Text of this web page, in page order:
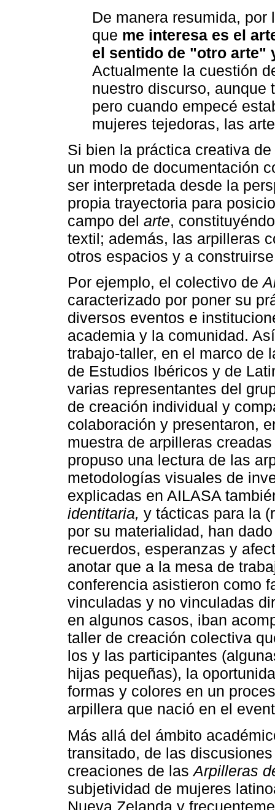
De manera resumida,
que me interesa es el
el sentido de "otro arte"
Actualmente la cuestión
nuestro discurso, aunque
pero cuando empecé
mujeres tejedoras, las
Si bien la práctica creativa
un modo de documentación
ser interpretada desde la
propia trayectoria para
campo del arte,
textil; además, las arpilleras
otros espacios y a
Por ejemplo, el colectivo de
caracterizado por poner su
diversos eventos e
academia y la comunidad.
trabajo-taller, en el marco de
de Estudios Ibéricos y de
varias representantes del
de creación individual y
colaboración y presentaron,
muestra de arpilleras
propuso una lectura de las
metodologías visuales de
explicadas en AILASA
identitaria, y tácticas para la
por su materialidad, han
recuerdos, esperanzas y
anotar que a la mesa de
conferencia asistieron como
vinculadas y no vinculadas
en algunos casos, iban
taller de creación colectiva
los y las participantes
hijas pequeñas), la
formas y colores en un
arpillera que nació en el
Más allá del ámbito
transitado, de las
creaciones de las Arpilleras
subjetividad de mujeres
Nueva Zelanda y